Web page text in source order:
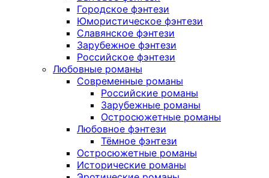
Городское фэнтези
Юмористическое фэнтези
Славянское фэнтези
Зарубежное фэнтези
Российское фэнтези
Любовные романы
Современные романы
Российские романы
Зарубежные романы
Остросюжетные романы
Любовное фэнтези
Тёмное фэнтези
Остросюжетные романы
Исторические романы